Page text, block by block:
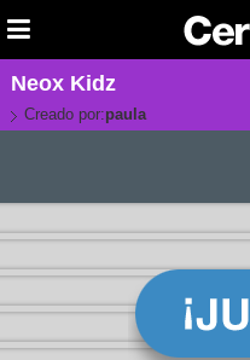
Neox Kidz
Creado por:paula